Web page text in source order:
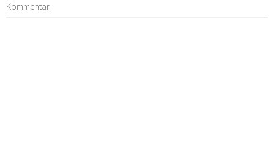
Kommentar.